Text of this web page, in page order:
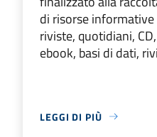
di risorse
riviste, quotidiani,
ebook, basi di dati,
LEGGI DI PIÙ